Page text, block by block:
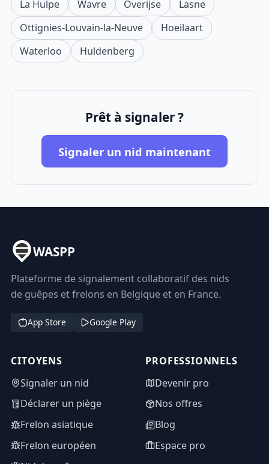
La Hulpe Wavre Overijse
Lasne
Ottignies-Louvain-la-Neuve
Hoeilaart
Waterloo
Huldenberg
Prêt à signaler ?
Signaler un nid maintenant
WASPP
Plateforme de signalement collaboratif des nids
de guêpes et frelons en Belgique et en France.
App Store Google Play
CITOYENS
Signaler un nid
Déclarer un piège
Frelon asiatique
Frelon européen
PROFESSIONNELS
Devenir pro
Nos offres
Blog
Espace pro